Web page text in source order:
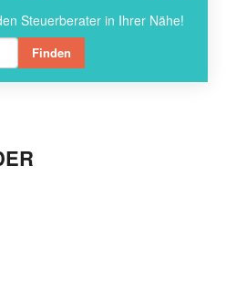
Steuerberater in Ihrer Nähe!
Finden